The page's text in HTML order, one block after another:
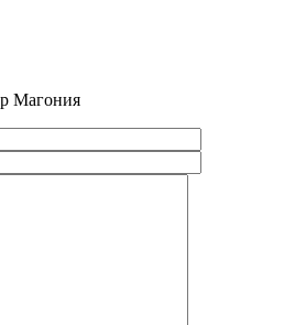
Магония